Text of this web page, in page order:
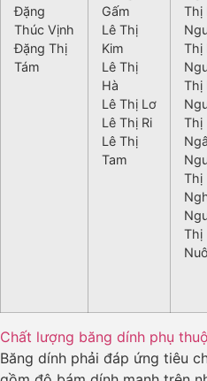
Đặng
Thúc Vịnh
Đặng Thị
Tám
Gấm
Lê Thị
Kim
Lê Thị
Hà
Lê Thị Lơ
Lê Thị Ri
Lê Thị
Tam
Thị
Thị
Thị
Thị
Thị
Thị
Chất lượng băng dính phụ
Băng dính phải đáp ứng tiêu